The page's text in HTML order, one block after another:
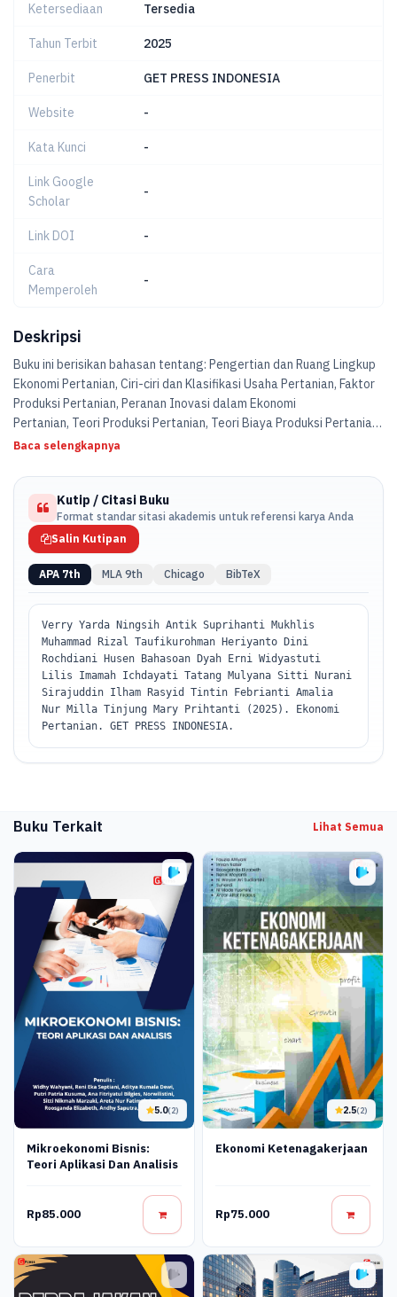
Ketersediaan Tersedia
Tahun Terbit 2025
Penerbit GET PRESS INDONESIA
Website -
Kata Kunci -
Link Google
Scholar
-
Link DOI -
Cara
Memperoleh
-
Deskripsi
Buku ini berisikan bahasan tentang: Pengertian dan Ruang Lingkup
Ekonomi Pertanian, Ciri-ciri dan Klasifikasi Usaha Pertanian, Faktor
Produksi Pertanian, Peranan Inovasi dalam Ekonomi
Pertanian, Teori Produksi Pertanian, Teori Biaya Produksi Pertanian,
Penawaran dan Permintaan Hasil Pertanian, Tataniaga Hasil
Konsumen Produk Pertanian, Kebijakan Pemerintah dalam
Tataniaga Hasil Pertanian, Kelembagaan dalam Ekonomi
Pertanian, Pembangunan Pertanian Berkelanjutan, Program
Pemerintah dalam Bidang Pertanian.
Baca selengkapnya
Kutip / Citasi Buku
Format standar sitasi akademis untuk referensi karya Anda
Salin Kutipan
APA 7th MLA 9th Chicago BibTeX
Verry Yarda Ningsih Antik Suprihanti Mukhlis
Muhammad Rizal Taufikurohman Heriyanto Dini
Rochdiani Husen Bahasoan Dyah Erni Widyastuti
Lilis Imamah Ichdayati Tatang Mulyana Sitti Nurani
Sirajuddin Ilham Rasyid Tintin Febrianti Amalia
Nur Milla Tinjung Mary Prihtanti (2025). Ekonomi
Pertanian. GET PRESS INDONESIA.
Buku Terkait Lihat Semua
5.0(2)
Mikroekonomi Bisnis:
Teori Aplikasi Dan Analisis
Rp85.000
2.5(2)
Ekonomi Ketenagakerjaan
Rp75.000